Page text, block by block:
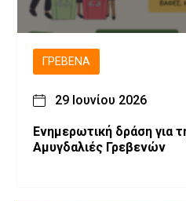
ΓΡΕΒΕΝΆ
29 Ιουνίου 2026
Ενημερωτική δράση για
Αμυγδαλιές Γρεβενών